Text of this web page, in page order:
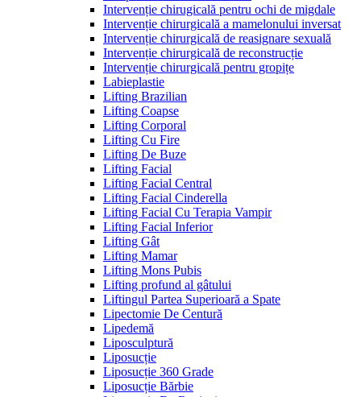
Intervenție chirugicală pentru ochi de migdale
Intervenție chirurgicală a mamelonului inversat
Intervenție chirurgicală de reasignare sexuală
Intervenție chirurgicală de reconstrucție
Intervenție chirurgicală pentru gropițe
Labieplastie
Lifting Brazilian
Lifting Coapse
Lifting Corporal
Lifting Cu Fire
Lifting De Buze
Lifting Facial
Lifting Facial Central
Lifting Facial Cinderella
Lifting Facial Cu Terapia Vampir
Lifting Facial Inferior
Lifting Gât
Lifting Mamar
Lifting Mons Pubis
Lifting profund al gâtului
Liftingul Partea Superioară a Spate
Lipectomie De Centură
Lipedemă
Liposculptură
Liposucție
Liposucție 360 Grade
Liposucție Bărbie